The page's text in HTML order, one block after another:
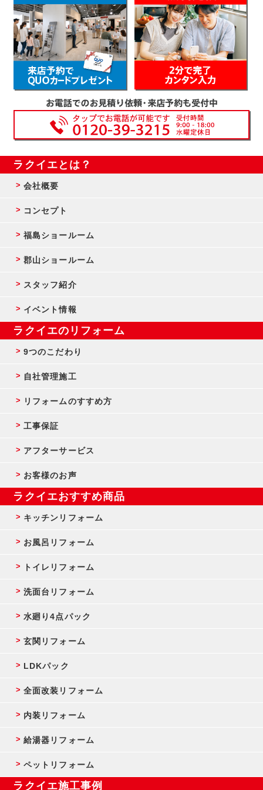
ラクイエとは？
会社概要
コンセプト
福島ショールーム
郡山ショールーム
スタッフ紹介
イベント情報
ラクイエのリフォーム
9つのこだわり
自社管理施工
リフォームのすすめ方
工事保証
アフターサービス
お客様のお声
ラクイエおすすめ商品
キッチンリフォーム
お風呂リフォーム
トイレリフォーム
洗面台リフォーム
水廻り4点パック
玄関リフォーム
LDKパック
全面改装リフォーム
内装リフォーム
給湯器リフォーム
ペットリフォーム
ラクイエ施工事例